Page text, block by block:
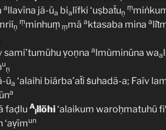
allavīna jã-ūa bialífki ‘uṣbaẗuṇ
ṃ
ṇ
ṃminhuṃ ṃmā aktasaba mina a
sami’tumūhu ṿoṇna almùminūna waa
u
ṇ
ūa ‘alaihi biárba’aẗi ṡuhadã-a; Faív
a
faḍlu A
lllöhi‘alaikum waroḥmatuhü fi
‘aṿīmun